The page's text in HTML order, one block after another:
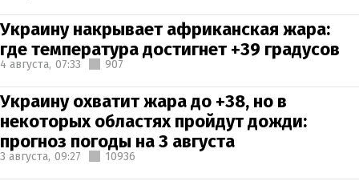
Украину накрывает африканская жара:
где температура достигнет +39 градусов
4 августа, 07:33 907
Украину охватит жара до +38, но в
некоторых областях пройдут дожди:
прогноз погоды на 3 августа
3 августа, 09:27 10936